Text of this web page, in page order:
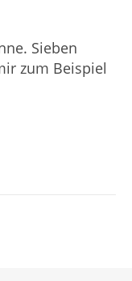
Sieben
zum Beispiel